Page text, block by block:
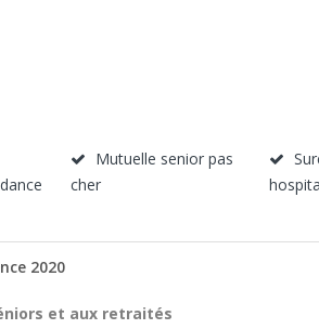
Mutuelle senior pas
cher
2020
et aux retraités